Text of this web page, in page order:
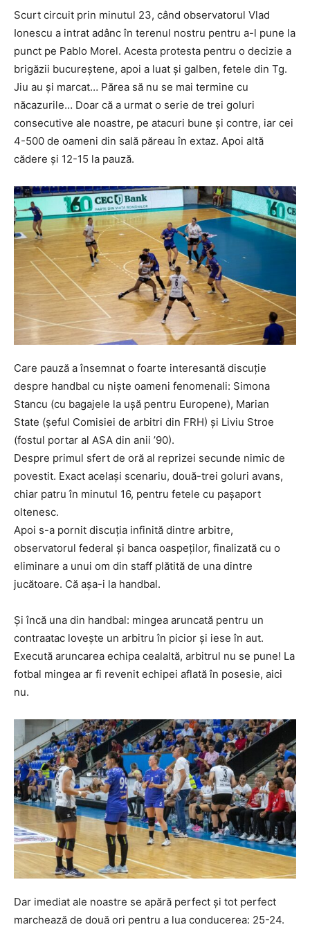
Scurt circuit prin minutul 23, când observatorul Vlad
Ionescu a intrat adânc în terenul nostru pentru a-l pune la
punct pe Pablo Morel. Acesta protesta pentru o decizie a
brigăzii bucureștene, apoi a luat și galben, fetele din Tg.
Jiu au și marcat… Părea să nu se mai termine cu
năcazurile… Doar că a urmat o serie de trei goluri
consecutive ale noastre, pe atacuri bune și contre, iar cei
4-500 de oameni din sală păreau în extaz. Apoi altă
cădere și 12-15 la pauză.
Care pauză a însemnat o foarte interesantă discuție
despre handbal cu niște oameni fenomenali: Simona
Stancu (cu bagajele la ușă pentru Europene), Marian
State (șeful Comisiei de arbitri din FRH) și Liviu Stroe
(fostul portar al ASA din anii ’90).
Despre primul sfert de oră al reprizei secunde nimic de
povestit. Exact același scenariu, două-trei goluri avans,
chiar patru în minutul 16, pentru fetele cu pașaport
oltenesc.
Apoi s-a pornit discuția infinită dintre arbitre,
observatorul federal și banca oaspeților, finalizată cu o
eliminare a unui om din staff plătită de una dintre
jucătoare. Că așa-i la handbal.
Și încă una din handbal: mingea aruncată pentru un
contraatac lovește un arbitru în picior și iese în aut.
Execută aruncarea echipa cealaltă, arbitrul nu se pune! La
fotbal mingea ar fi revenit echipei aflată în posesie, aici
nu.
Dar imediat ale noastre se apără perfect și tot perfect
marchează de două ori pentru a lua conducerea: 25-24.